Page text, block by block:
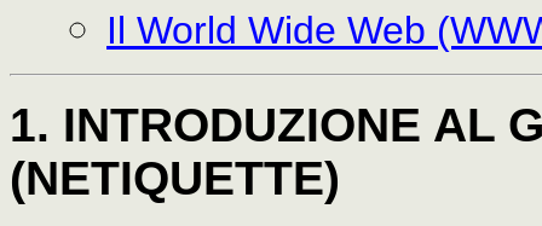
Il World Wide Web
1. INTRODUZIONE AL
(NETIQUETTE)